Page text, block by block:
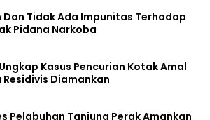
Tidak Ada Impunitas Terhadap
Pidana Narkoba
Kasus Pencurian Kotak Amal
Diamankan
Pelabuhan Tanjung Perak Amankan